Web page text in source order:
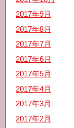
2017年9月
2017年8月
2017年7月
2017年6月
2017年5月
2017年4月
2017年3月
2017年2月